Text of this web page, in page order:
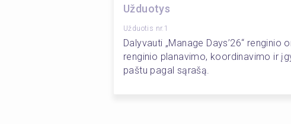
Užduotys
Užduotis nr.1
Dalyvauti „Manage Days’26“
renginio planavimo, koordinavimo ir
paštu pagal sąrašą.